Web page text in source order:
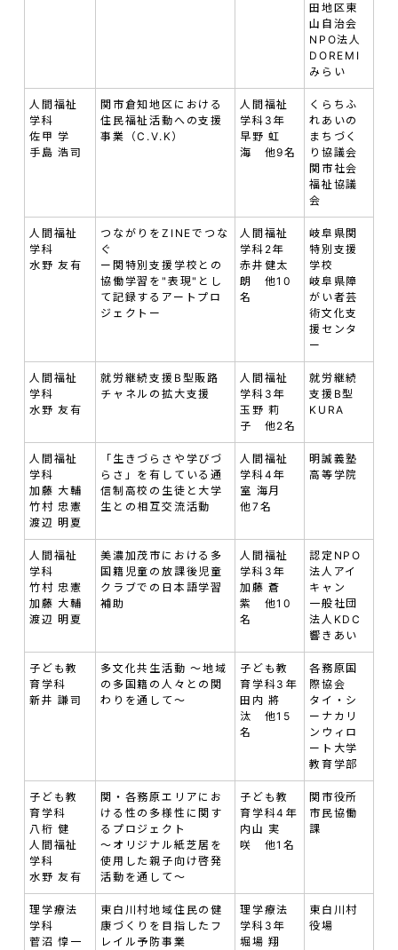
田地区東
山自治会
NPO法人
DOREMI
みらい
人間福祉
学科
佐甲 学
手島 浩司
関市倉知地区における
住民福祉活動への支援
事業（C.V.K）
人間福祉
学科3年
早野 虹
海 他9名
くらちふ
れあいの
まちづく
り協議会
関市社会
福祉協議
会
人間福祉
学科
水野 友有
つながりをZINEでつな
ぐ
ー関特別支援学校との
協働学習を"表現"とし
て記録するアートプロ
ジェクトー
人間福祉
学科2年
赤井健太
朗 他10
名
岐阜県関
特別支援
学校
岐阜県障
がい者芸
術文化支
援センタ
ー
人間福祉
学科
水野 友有
就労継続支援B型販路
チャネルの拡大支援
人間福祉
学科3年
玉野 莉
子 他2名
就労継続
支援B型
KURA
人間福祉
学科
加藤 大輔
竹村 忠憲
渡辺 明夏
「生きづらさや学びづ
らさ」を有している通
信制高校の生徒と大学
生との相互交流活動
人間福祉
学科4年
室 海月
他7名
明誠義塾
高等学院
人間福祉
学科
竹村 忠憲
加藤 大輔
渡辺 明夏
美濃加茂市における多
国籍児童の放課後児童
クラブでの日本語学習
補助
人間福祉
学科3年
加藤 蒼
紫 他10
名
認定NPO
法人アイ
キャン
一般社団
法人KDC
響きあい
子ども教
育学科
新井 謙司
多文化共生活動 ～地域
の多国籍の人々との関
わりを通して～
子ども教
育学科3年
田内 將
汰 他15
名
各務原国
際協会
タイ・シ
ーナカリ
ンウィロ
ート大学
教育学部
子ども教
育学科
八桁 健
人間福祉
学科
水野 友有
関・各務原エリアにお
ける性の多様性に関す
るプロジェクト
～オリジナル紙芝居を
使用した親子向け啓発
活動を通して～
子ども教
育学科4年
内山 実
咲 他1名
関市役所
市民協働
課
理学療法
学科
菅沼 惇一
東白川村地域住民の健
康づくりを目指したフ
レイル予防事業
理学療法
学科3年
堀場 翔
東白川村
役場